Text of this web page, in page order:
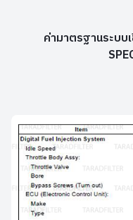
ค่ามาตรฐานระบบ